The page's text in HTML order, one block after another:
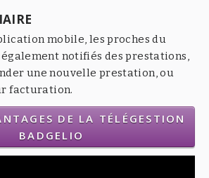
mobile, les proches du
notifiés des prestations,
une nouvelle prestation, ou
facturation.
DE LA TÉLÉGESTION
BADGELIO